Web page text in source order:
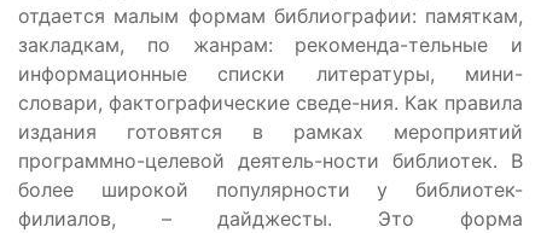
отдается малым формам библиографии: памяткам,
закладкам, по жанрам: рекоменда-тельные и
информационные списки литературы, мини-
словари, фактографические сведе-ния. Как правила
издания готовятся в рамках мероприятий
программно-целевой деятель-ности библиотек. В
более широкой популярности у библиотек-
филиалов, – дайджесты. Это форма